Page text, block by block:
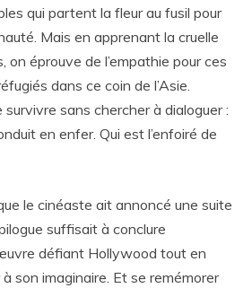
qui partent la fleur au fusil pour
Mais en apprenant la cruelle
on éprouve de l’empathie pour ces
dans ce coin de l’Asie.
sans chercher à dialoguer :
en enfer. Qui est l’enfoiré de
le cinéaste ait annoncé une suite
suffisait à conclure
défiant Hollywood tout en
son imaginaire. Et se remémorer